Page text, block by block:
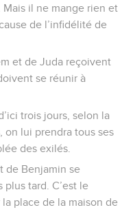
Mais il ne mange rien et
de l’infidélité de
et de Juda reçoivent
se réunir à
trois jours, selon la
on lui prendra tous ses
des exilés.
de Benjamin se
plus tard. C’est le
place de la maison de